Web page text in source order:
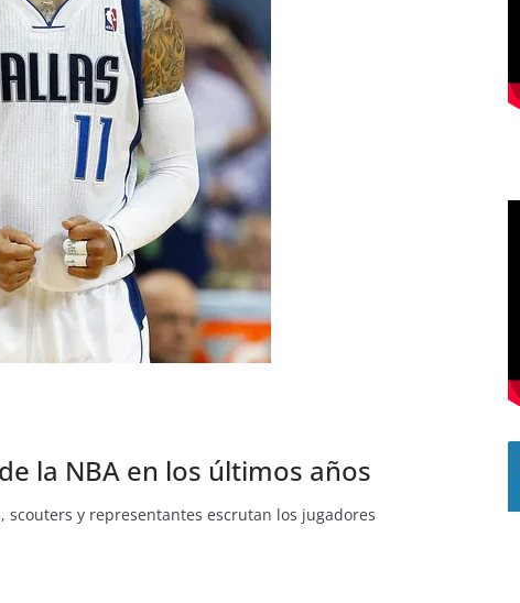
la NBA en los últimos años
y representantes escrutan los jugadores